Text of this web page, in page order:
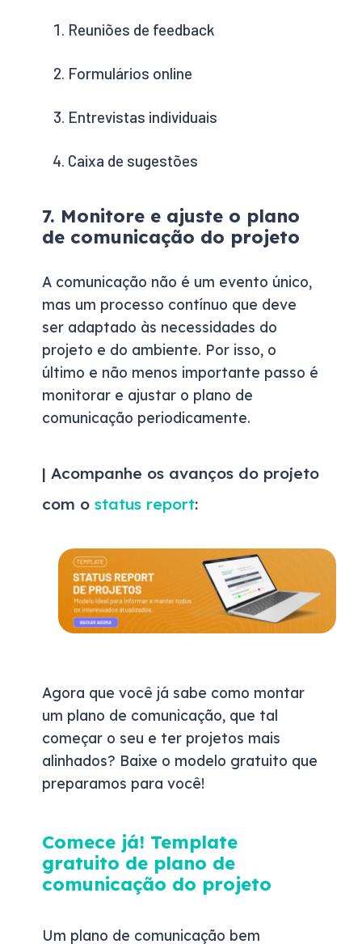
Reuniões de feedback
Formulários online
Entrevistas individuais
Caixa de sugestões
7. Monitore e ajuste o plano
de comunicação do projeto
A comunicação não é um evento único,
mas um processo contínuo que deve
ser adaptado às necessidades do
projeto e do ambiente. Por isso, o
último e não menos importante passo é
monitorar e ajustar o plano de
comunicação periodicamente.
| Acompanhe os avanços do projeto
com o status report:
Agora que você já sabe como montar
um plano de comunicação, que tal
começar o seu e ter projetos mais
alinhados? Baixe o modelo gratuito que
preparamos para você!
Comece já! Template
gratuito de plano de
comunicação do projeto
Um plano de comunicação bem